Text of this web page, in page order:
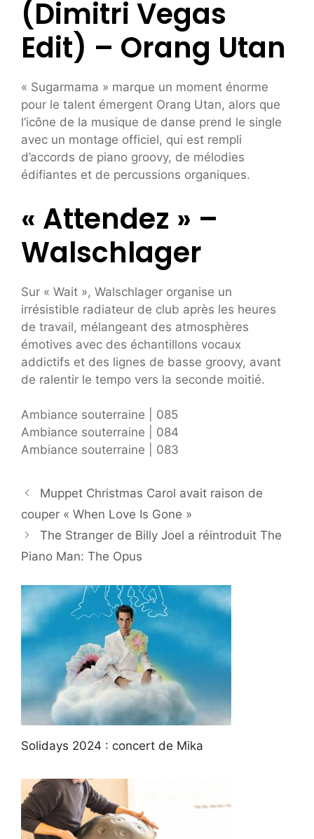
(Dimitri Vegas
Edit) – Orang Utan
« Sugarmama » marque un moment énorme
pour le talent émergent Orang Utan, alors que
l’icône de la musique de danse prend le single
avec un montage officiel, qui est rempli
d’accords de piano groovy, de mélodies
édifiantes et de percussions organiques.
« Attendez » –
Walschlager
Sur « Wait », Walschlager organise un
irrésistible radiateur de club après les heures
de travail, mélangeant des atmosphères
émotives avec des échantillons vocaux
addictifs et des lignes de basse groovy, avant
de ralentir le tempo vers la seconde moitié.
Ambiance souterraine | 085
Ambiance souterraine | 084
Ambiance souterraine | 083
Muppet Christmas Carol avait raison de
couper « When Love Is Gone »
The Stranger de Billy Joel a réintroduit The
Piano Man: The Opus
Solidays 2024 : concert de Mika